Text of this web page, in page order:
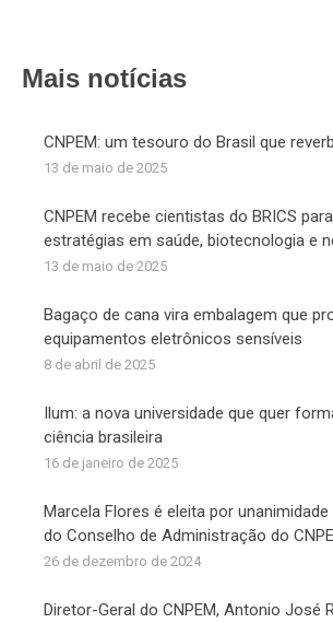
Mais notícias
CNPEM: um tesouro do Brasil que
13 de maio de 2025
CNPEM recebe cientistas do BRICS
estratégias em saúde, biotecnologia e
13 de maio de 2025
Bagaço de cana vira embalagem que
equipamentos eletrônicos sensíveis
8 de abril de 2025
Ilum: a nova universidade que quer
ciência brasileira
16 de janeiro de 2025
Marcela Flores é eleita por
do Conselho de Administração do
26 de dezembro de 2024
Diretor-Geral do CNPEM, Antonio José